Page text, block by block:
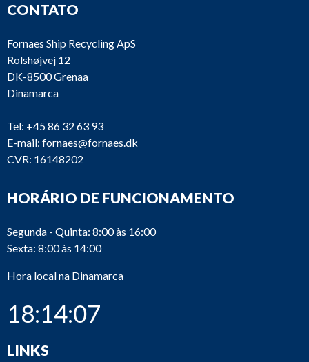
CONTATO
Fornaes Ship Recycling ApS
Rolshøjvej 12
DK-8500 Grenaa
Dinamarca
Tel: +45 86 32 63 93
E-mail: fornaes@fornaes.dk
CVR: 16148202
HORÁRIO DE FUNCIONAMENTO
Segunda - Quinta: 8:00 às 16:00
Sexta: 8:00 às 14:00
Hora local na Dinamarca
18:14:07
LINKS